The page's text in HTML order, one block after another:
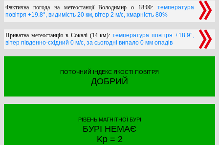
Фактична погода на метеостанції Володимир о 18:00: температура
повітря +19.8°, видимість 20 км, вітер 2 м/с, хмарність 80%
Приватна метеостанція в Сокалі (14 км):температура повітря +18.9°,
вітер південно-східний 0 м/с, за сьогодні випало 0 мм опадів
ПОТОЧНИЙ ІНДЕКС ЯКОСТІ ПОВІТРЯ
ДОБРИЙ
РІВЕНЬ МАГНІТНОЇ БУРІ
БУРІ НЕМАЄ
Kp = 2